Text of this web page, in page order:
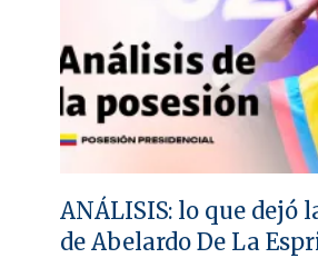
ANÁLISIS: lo que dejó
de Abelardo De La